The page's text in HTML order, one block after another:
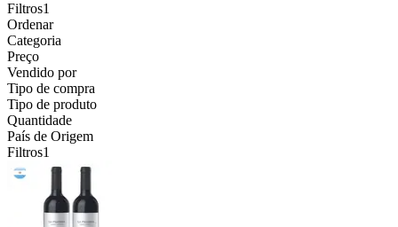
Filtros1
Ordenar
Categoria
Preço
Vendido por
Tipo de compra
Tipo de produto
Quantidade
País de Origem
Filtros1